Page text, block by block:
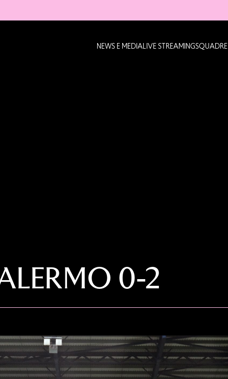
NEWS E MEDIALIVE STREAMINGSQUADRE
0-2